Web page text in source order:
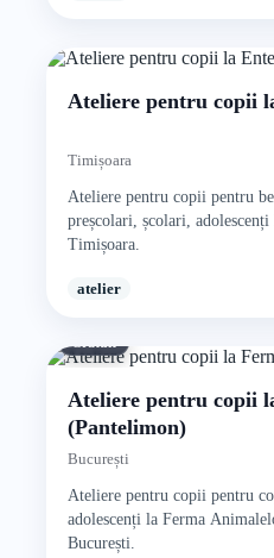
Ateliere pentru copii
Timișoara
Ateliere pentru copii pentru
preșcolari, școlari,
Timișoara.
atelier
Gratuit
Ateliere pentru copii
(Pantelimon)
București
Ateliere pentru copii pentru
adolescenți la Ferma
București.